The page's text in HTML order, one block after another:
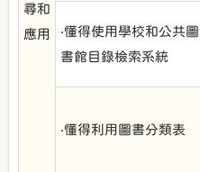
尋和
應用
‧懂得使用學校和公共圖
書館目錄檢索系統
‧懂得利用圖書分類表